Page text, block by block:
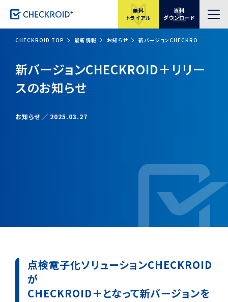
無料
トライアル
資料
ダウンロード
CHECKROID TOP 最新情報 お知らせ 新バージョンCHECKROID＋リリースのお知らせ
新バージョンCHECKROID＋リリー
スのお知らせ
お知らせ 2025.03.27
点検電子化ソリューションCHECKROID
が
CHECKROID＋となって新バージョンを